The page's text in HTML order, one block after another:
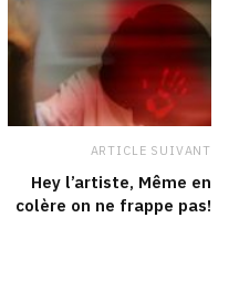
ARTICLE SUIVANT
Hey l’artiste, Même en
colère on ne frappe pas!